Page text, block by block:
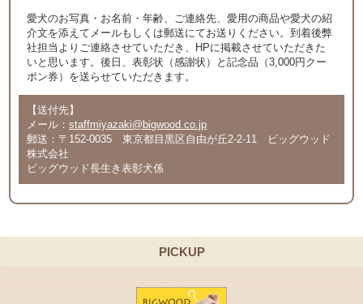
愛犬のお写真・お名前・年齢、ご連絡先、愛用の商品や愛犬の紹
介文を添えてメールもしくは郵送にてお送りください。到着後弊
社担当よりご連絡させていただき、HPに掲載させていただきた
いと思います。後日、表彰状（感謝状）と記念品（3,000円クー
ポン券）を送らせていただきます。
【送付先】
メール：staffmiyazaki@bigwood.co.jp
郵送：〒152-0035 東京都目黒区自由が丘2-2-11 ビッグウッド
株式会社
ビッグウッド長生き表彰犬係
PICKUP